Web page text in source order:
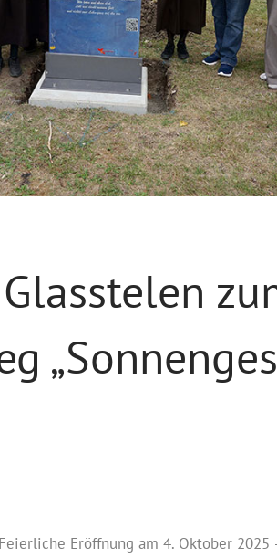
Feierliche Eröffnung am 4. Oktober 2025